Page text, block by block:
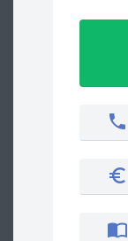
phone
euro_symbol
import_contacts